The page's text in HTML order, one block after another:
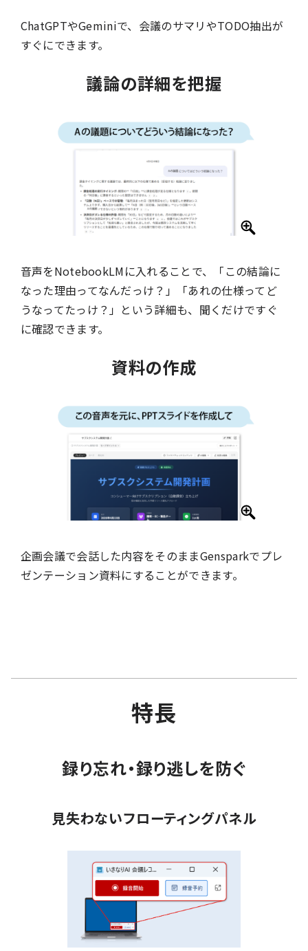
ChatGPTやGeminiで、会議のサマリやTODO抽出が
すぐにできます。
議論の詳細を把握
音声をNotebookLMに入れることで、「この結論に
なった理由ってなんだっけ？」「あれの仕様ってど
うなってたっけ？」という詳細も、聞くだけですぐ
に確認できます。
資料の作成
企画会議で会話した内容をそのままGensparkでプレ
ゼンテーション資料にすることができます。
特長
録り忘れ・録り逃しを防ぐ
見失わないフローティングパネル